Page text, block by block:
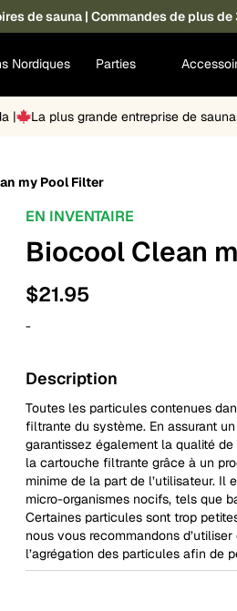
de sauna | Commandes de plus de
Nordiques Parties
| La plus grande entreprise de
my Pool Filter
EN INVENTAIRE
Biocool Clean
$21.95
-
Description
Toutes les particules contenues
filtrante du système. En assurant
garantissez également la qualité
la cartouche filtrante grâce à un
minime de la part de l’utilisateur. Il
micro-organismes nocifs, tels que
Certaines particules sont trop
nous vous recommandons
l’agrégation des particules afin de